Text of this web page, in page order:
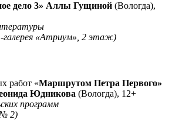
дело 3» Аллы Гущиной (Вологда),
галерея «Атриум», 2 этаж)
работ «Маршрутом Петра Первого»
Юдникова (Вологда), 12+
программ
№ 2)